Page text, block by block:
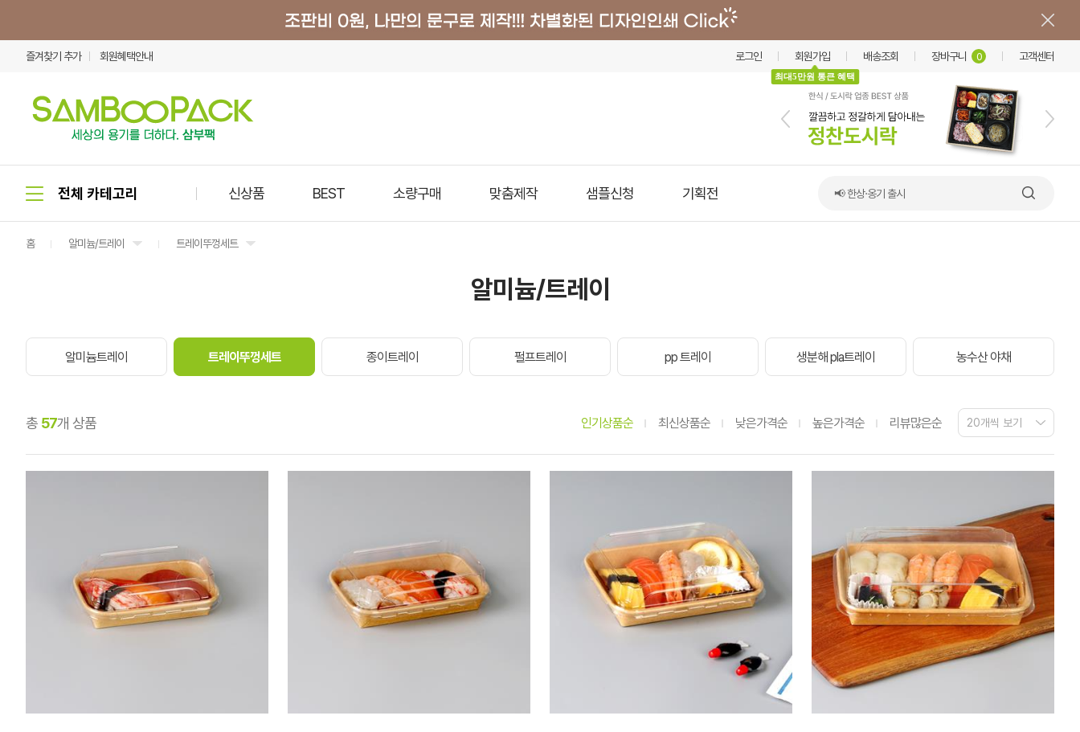
즐겨찾기 추가 회원혜택안내 로그인 회원가입
최대5만원 통큰 혜택
배송조회 장바구니 0 고객센터
신상품 BEST 소량구매 맞춤제작 샘플신청 기획전 📢 한상·옹기 출시
홈 알미늄/트레이 트레이뚜껑세트
알미늄/트레이
알미늄트레이 트레이뚜껑세트 종이트레이 펄프트레이 pp 트레이 생분해 pla트레이 농수산 야채
총 57개 상품 인기상품순 최신상품순 낮은가격순 높은가격순 리뷰많은순